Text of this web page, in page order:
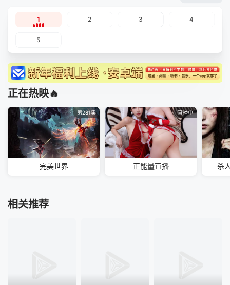
1 2 3 4
5
正在热映🔥
第281集
完美世界
直播中
正能量直播 杀
相关推荐